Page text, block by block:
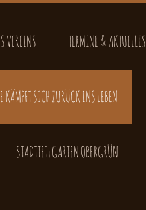
VEREINS TERMINE & AKTUELLES
SICH ZURÜCK INS LEBEN
STADTTEILGARTEN OBERGRÜN